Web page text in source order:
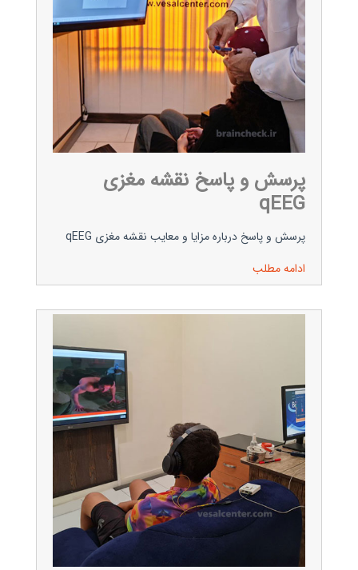
پرسش و پاسخ نقشه مغزی
qEEG
پرسش و پاسخ درباره مزایا و معایب نقشه مغزی qEEG
ادامه مطلب